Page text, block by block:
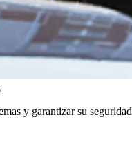
y garantizar su